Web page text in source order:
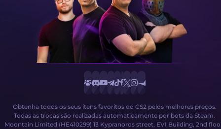
Obtenha todos os seus itens favoritos do CS2 pelos melhores preços.
Todas as trocas são realizadas automaticamente por bots da Steam.
Moontain Limited (HE410299) 13 Kypranoros street, EVI Building, 2nd